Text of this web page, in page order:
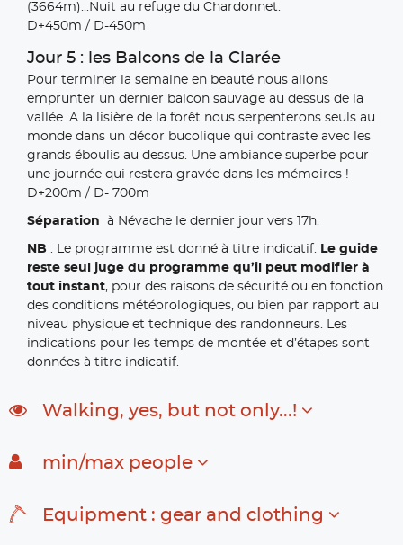
(3664m)...Nuit au refuge du Chardonnet.
D+450m / D-450m
Jour 5 : les Balcons de la Clarée
Pour terminer la semaine en beauté nous allons
emprunter un dernier balcon sauvage au dessus de la
vallée. A la lisière de la forêt nous serpenterons seuls au
monde dans un décor bucolique qui contraste avec les
grands éboulis au dessus. Une ambiance superbe pour
une journée qui restera gravée dans les mémoires !
D+200m / D- 700m
Séparation à Névache le dernier jour vers 17h.
NB : Le programme est donné à titre indicatif. Le guide
reste seul juge du programme qu’il peut modifier à
tout instant, pour des raisons de sécurité ou en fonction
des conditions météorologiques, ou bien par rapport au
niveau physique et technique des randonneurs. Les
indications pour les temps de montée et d’étapes sont
données à titre indicatif.
Walking, yes, but not only...!
min/max people
Equipment : gear and clothing